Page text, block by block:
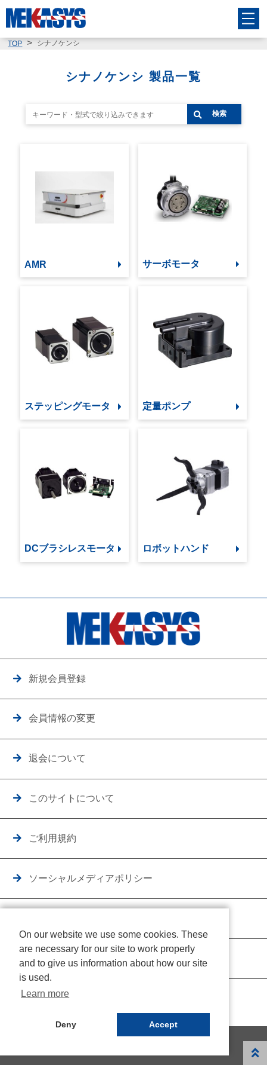
TOP シナノケンシ
シナノケンシ 製品一覧
検索
AMR サーボモータ
ステッピングモータ 定量ポンプ
DCブラシレスモータ ロボットハンド
新規会員登録
会員情報の変更
退会について
このサイトについて
ご利用規約
ソーシャルメディアポリシー
クッキーポリシー
On our website we use some cookies. These
are necessary for our site to work properly
and to give us information about how our site
is used.
Learn more
Deny Accept